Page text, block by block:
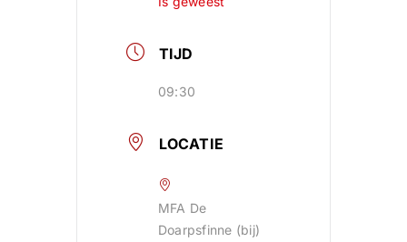
TIJD
09:30
LOCATIE
MFA De
Doarpsfinne (bij)